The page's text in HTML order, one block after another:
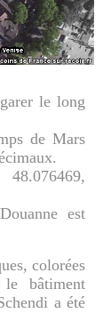
le long
de Mars
est
colorées
bâtiment
a été